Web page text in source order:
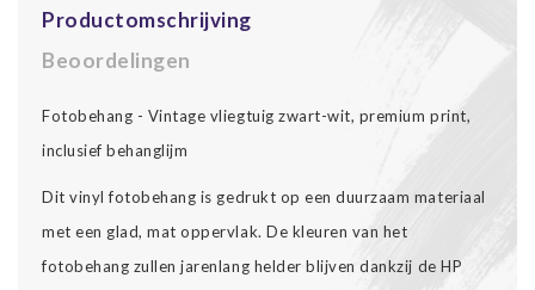
Productomschrijving
Beoordelingen
Fotobehang - Vintage vliegtuig zwart-wit, premium print,
inclusief behanglijm
Dit vinyl fotobehang is gedrukt op een duurzaam materiaal
met een glad, mat oppervlak. De kleuren van het
fotobehang zullen jarenlang helder blijven dankzij de HP